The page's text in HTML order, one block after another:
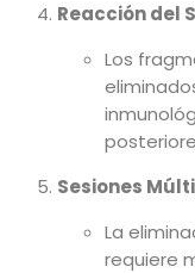
Reacción del
Los
Sesiones
La
requiere